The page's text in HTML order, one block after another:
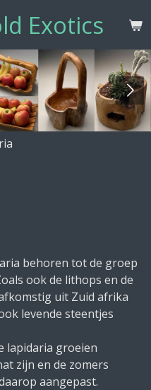
Exotics
behoren tot de groep
ook de lithops en de
uit Zuid afrika
levende steentjes
lapidaria groeien
zijn en de zomers
aangepast.